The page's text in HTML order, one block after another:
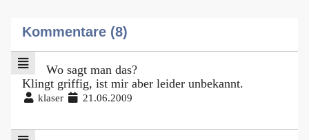
Kommentare (8)
Wo sagt man das?
Klingt griffig, ist mir aber leider unbekannt.
klaser 21.06.2009